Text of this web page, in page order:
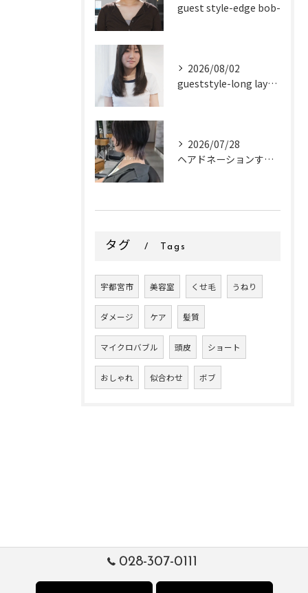
guest style-edge bob-
2026/08/02
gueststyle-long layer-
2026/07/28
ヘアドネーションするお客様✂
タグ Tags
宇都宮市 美容室 くせ毛 うねり
ダメージ ケア 髪質
マイクロバブル 頭皮 ショート
おしゃれ 似合わせ ボブ
028-307-0111